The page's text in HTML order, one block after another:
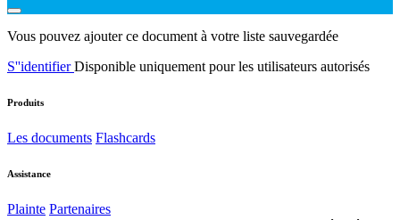
Vous pouvez ajouter ce document à votre liste sauvegardée
S''identifierDisponible uniquement pour les utilisateurs autorisés
Produits
Les documents Flashcards
Assistance
Plainte Partenaires